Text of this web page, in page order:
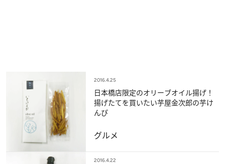
2016.4.25
日本橋店限定のオリーブオイル揚げ！
揚げたてを買いたい芋屋金次郎の芋け
んぴ
グルメ
2016.4.22